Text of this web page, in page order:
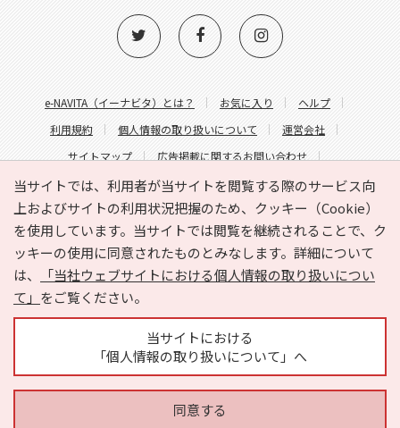
当サイトでは、利用者が当サイトを閲覧する際のサービス向
上およびサイトの利用状況把握のため、クッキー（Cookie）
を使用しています。当サイトでは閲覧を継続されることで、ク
ッキーの使用に同意されたものとみなします。詳細について
は、
「当社ウェブサイトにおける個人情報の取り扱いについ
て」 をご覧ください。
当サイトにおける
「個人情報の取り扱いについて」へ
同意する
e-NAVITA（イーナビタ）とは？ お気に入り
ヘルプ
利用規約
個人情報の取り扱いについて
運営会社
サイトマップ
広告掲載に関するお問い合わせ
サイトの内容に関するお問い合わせ
Copyright © HYOJITO.Co.,Ltd. All Rights Reserved.